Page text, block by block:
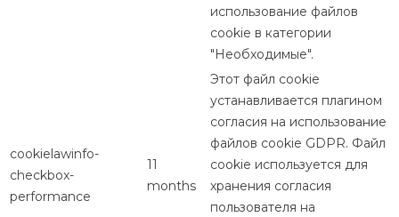
использование файлов
cookie в категории
"Необходимые".
cookielawinfo-
checkbox-
performance
11
months
Этот файл cookie
устанавливается плагином
согласия на использование
файлов cookie GDPR. Файл
cookie используется для
хранения согласия
пользователя на